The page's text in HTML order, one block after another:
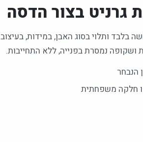
גרניט בצור הדסה
בלבד ותלוי בסוג האבן, במידות, בעיצוב
ושקופה נמסרת בפנייה, ללא התחייבות.
הנבחר
חלקה משפחתית